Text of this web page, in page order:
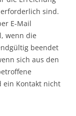
sind.
E-Mail
wenn die
beendet
sich aus den
ein Kontakt nicht